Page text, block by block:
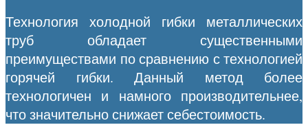
Технология холодной гибки металлических
труб обладает существенными
преимуществами по сравнению с технологией
горячей гибки. Данный метод более
технологичен и намного производительнее,
что значительно снижает себестоимость.